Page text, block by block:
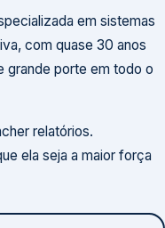
em sistemas
com quase 30 anos
grande porte em todo o
relatórios.
ela seja a maior força